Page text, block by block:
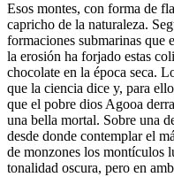
Esos montes, con forma de
capricho de la naturaleza.
formaciones submarinas que
la erosión ha forjado estas
chocolate en la época seca.
que la ciencia dice y, para
que el pobre dios Agooa
una bella mortal. Sobre una
desde donde contemplar el
de monzones los montículos
tonalidad oscura, pero en